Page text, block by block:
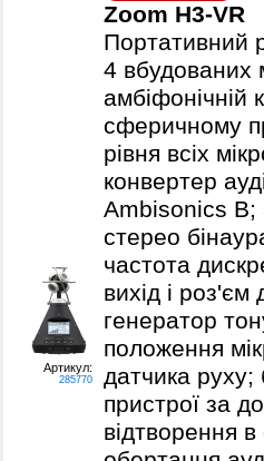
Артикул:
285770
Zoom H3-VR
Портативний
4 вбудованих
амбіфонічній
сферичному
рівня всіх
конвертер
Ambisonics B;
стерео
частота
вихід і
генератор
положення
датчика руху;
пристрої за
відтворення